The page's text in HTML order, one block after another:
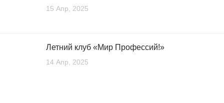
15 Апр, 2025
Летний клуб «Мир Профессий!» ⁣⁣
14 Апр, 2025